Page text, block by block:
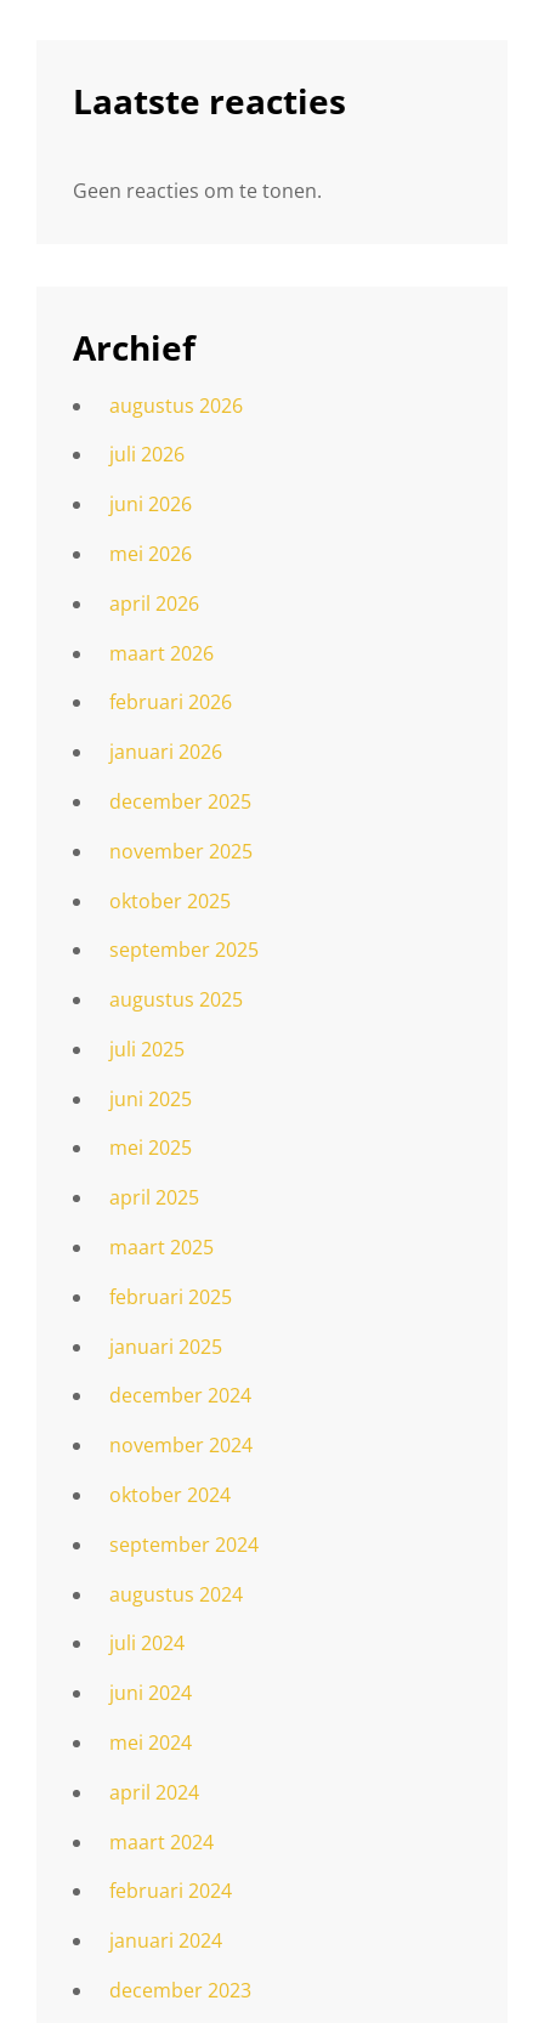
Laatste reacties
Geen reacties om te tonen.
Archief
augustus 2026
juli 2026
juni 2026
mei 2026
april 2026
maart 2026
februari 2026
januari 2026
december 2025
november 2025
oktober 2025
september 2025
augustus 2025
juli 2025
juni 2025
mei 2025
april 2025
maart 2025
februari 2025
januari 2025
december 2024
november 2024
oktober 2024
september 2024
augustus 2024
juli 2024
juni 2024
mei 2024
april 2024
maart 2024
februari 2024
januari 2024
december 2023